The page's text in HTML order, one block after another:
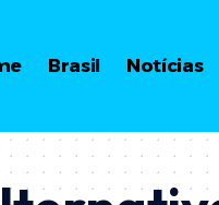
Brasil Notícias